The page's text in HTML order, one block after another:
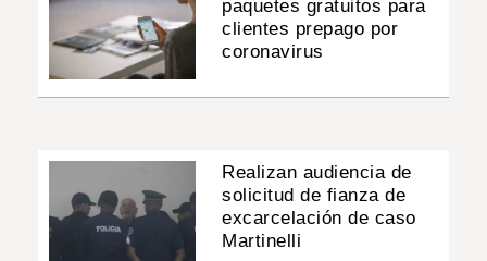
paquetes gratuitos para
clientes prepago por
coronavirus
Realizan audiencia de
solicitud de fianza de
excarcelación de caso
Martinelli